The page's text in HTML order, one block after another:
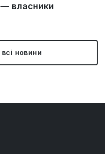
власники
новини